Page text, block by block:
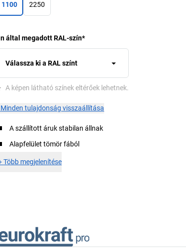
1100 2250
által megadott RAL-szín*
Válassza ki a RAL színt
A képen látható színek eltérőek lehetnek.
Minden tulajdonság visszaállítása
A szállított áruk stabilan állnak
Alapfelület tömör fából
Több megjelenítése